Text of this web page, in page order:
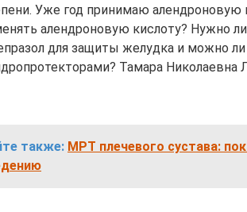
Уже год принимаю алендроновую
алендроновую кислоту? Нужно
для защиты желудка и можно
Тамара Николаевна
также: МРТ плечевого сустава: